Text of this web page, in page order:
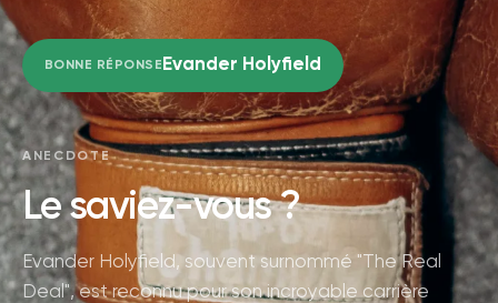
BONNE RÉPONSE Evander Holyfield
ANECDOTE
Le saviez-vous ?
Evander Holyfield, souvent surnommé "The Real
Deal", est reconnu pour son incroyable carrière